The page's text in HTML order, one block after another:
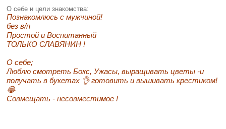
О себе и цели знакомства:
Познакомлюсь с мужчиной!
без в/п
Простой и Воспитанный
ТОЛЬКО СЛАВЯНИН !
О себе;
Люблю смотреть Бокс, Ужасы, выращивать цветы -и
получать в букетах 👌 готовить и вышивать крестиком!
😂
Совмещать - несовместимое !